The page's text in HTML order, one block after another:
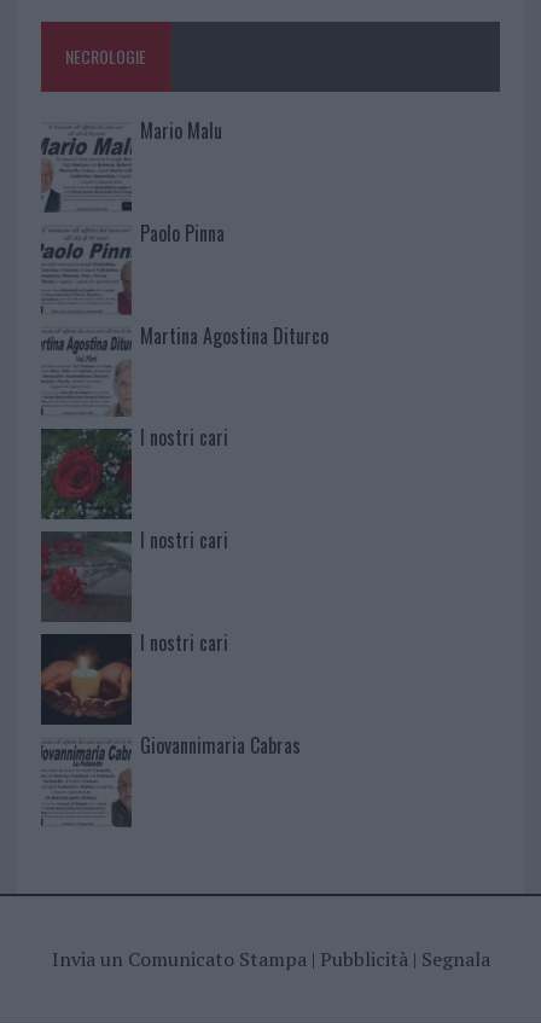
NECROLOGIE
Mario Malu
Paolo Pinna
Martina Agostina Diturco
I nostri cari
I nostri cari
I nostri cari
Giovannimaria Cabras
Invia un Comunicato Stampa| Pubblicità| Segnala